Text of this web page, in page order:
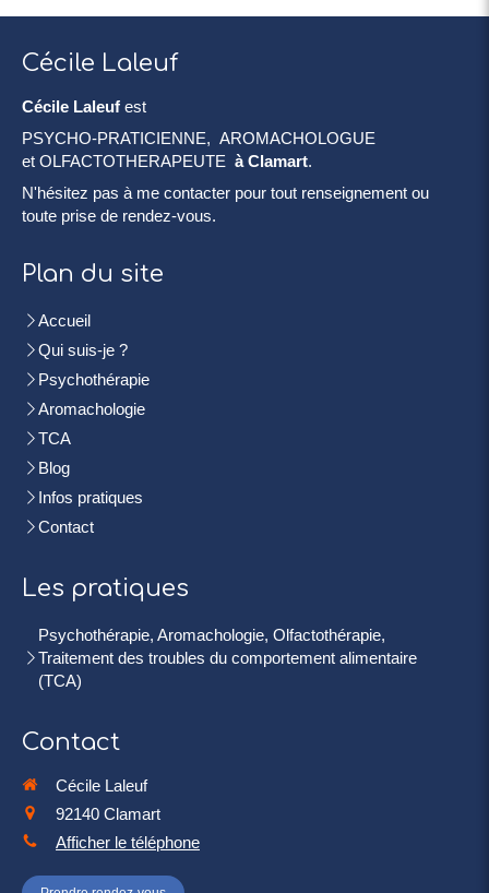
Cécile Laleuf
Cécile Laleuf est
PSYCHO-PRATICIENNE, AROMACHOLOGUE
et OLFACTOTHERAPEUTE à Clamart.
N'hésitez pas à me contacter pour tout renseignement ou
toute prise de rendez-vous.
Plan du site
Accueil
Qui suis-je ?
Psychothérapie
Aromachologie
TCA
Blog
Infos pratiques
Contact
Les pratiques
Psychothérapie, Aromachologie, Olfactothérapie,
Traitement des troubles du comportement alimentaire
(TCA)
Contact
Cécile Laleuf
92140 Clamart
Afficher le téléphone